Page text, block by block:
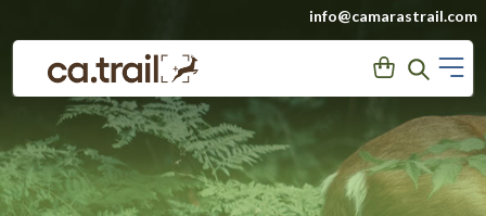
contenido
info@camarastrail.com
User Search